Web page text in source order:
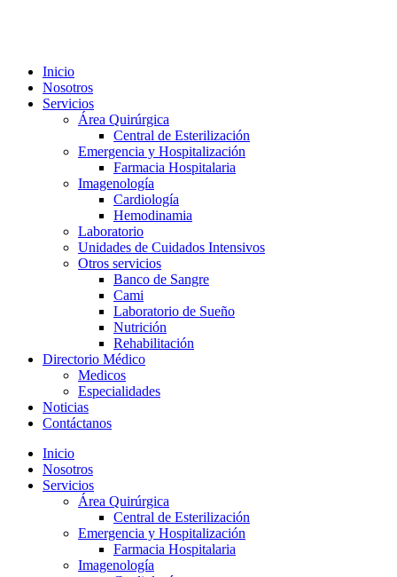
Inicio
Nosotros
Servicios
Área Quirúrgica
Central de Esterilización
Emergencia y Hospitalización
Farmacia Hospitalaria
Imagenología
Cardiología
Hemodinamia
Laboratorio
Unidades de Cuidados Intensivos
Otros servicios
Banco de Sangre
Cami
Laboratorio de Sueño
Nutrición
Rehabilitación
Directorio Médico
Medicos
Especialidades
Noticias
Contáctanos
Inicio
Nosotros
Servicios
Área Quirúrgica
Central de Esterilización
Emergencia y Hospitalización
Farmacia Hospitalaria
Imagenología